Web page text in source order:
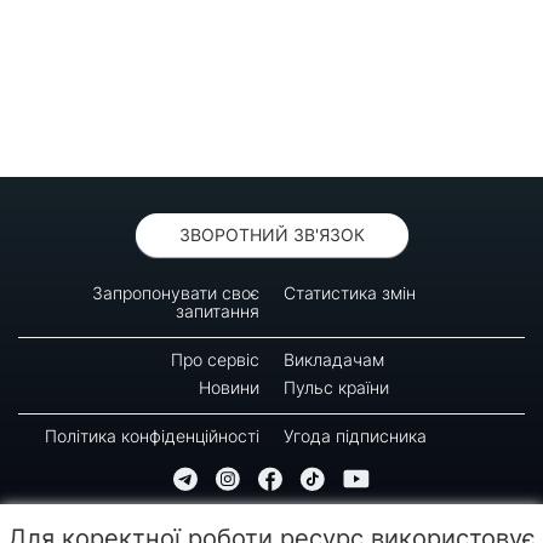
ЗВОРОТНИЙ ЗВ'ЯЗОК
Запропонувати своє
запитання
Статистика змін
Про сервіс
Викладачам
Новини
Пульс країни
Політика конфіденційності Угода підписника